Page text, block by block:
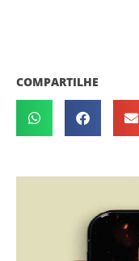
COMPARTILHE